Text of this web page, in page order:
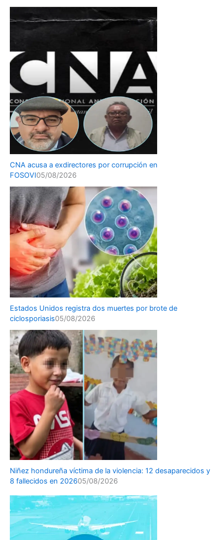
CNA acusa a exdirectores por corrupción en
FOSOVI05/08/2026
Estados Unidos registra dos muertes por brote de
ciclosporiasis05/08/2026
Niñez hondureña víctima de la violencia: 12 desaparecidos y
8 fallecidos en 202605/08/2026